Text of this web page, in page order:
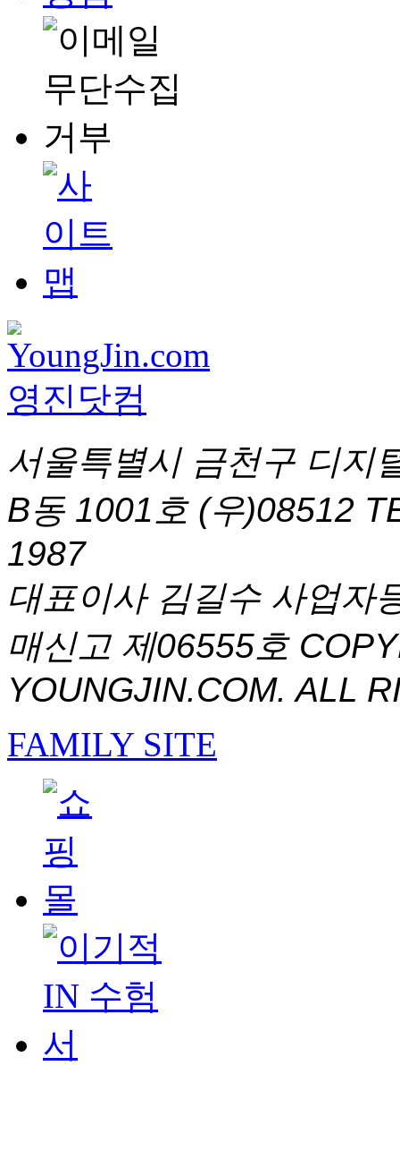
서울특별시 금천구 디지
B동 1001호 (우)08512
1987
대표이사 김길수 사업자
매신고 제06555호
YOUNGJIN.COM. ALL
FAMILY SITE